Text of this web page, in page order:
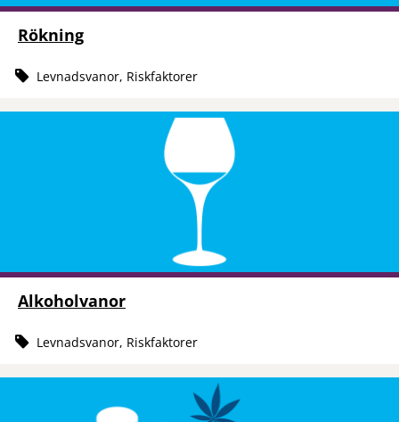
Rökning
Levnadsvanor, Riskfaktorer
Alkoholvanor
Levnadsvanor, Riskfaktorer